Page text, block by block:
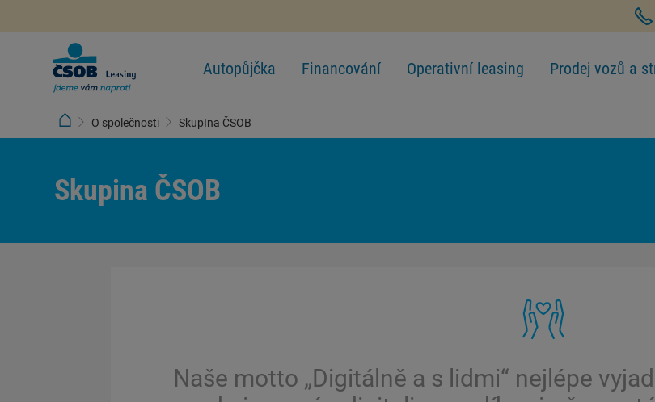
Autopůjčka Financování Operativní leasing Prodej vozů a
O společnosti SkupIna ČSOB
Skupina ČSOB
Naše motto „Digitálně a s lidmi“ nejlépe